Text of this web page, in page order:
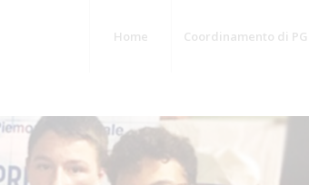
Home Coordinamento di PG